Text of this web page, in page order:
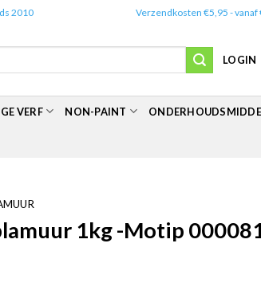
2010 Verzendkosten €5,95 - vanaf
LOGIN
VERF NON-PAINT
1kg -Motip